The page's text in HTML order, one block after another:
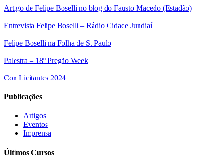
Artigo de Felipe Boselli no blog do Fausto Macedo (Estadão)
Entrevista Felipe Boselli – Rádio Cidade Jundiaí
Felipe Boselli na Folha de S. Paulo
Palestra – 18º Pregão Week
Con Licitantes 2024
Publicações
Artigos
Eventos
Imprensa
Últimos Cursos